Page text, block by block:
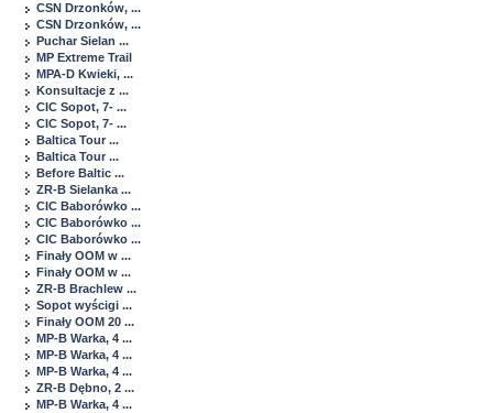
CSN Drzonków, ...
CSN Drzonków, ...
Puchar Sielan ...
MP Extreme Trail
MPA-D Kwieki, ...
Konsultacje z ...
CIC Sopot, 7- ...
CIC Sopot, 7- ...
Baltica Tour ...
Baltica Tour ...
Before Baltic ...
ZR-B Sielanka ...
CIC Baborówko ...
CIC Baborówko ...
CIC Baborówko ...
Finały OOM w ...
Finały OOM w ...
ZR-B Brachlew ...
Sopot wyścigi ...
Finały OOM 20 ...
MP-B Warka, 4 ...
MP-B Warka, 4 ...
MP-B Warka, 4 ...
ZR-B Dębno, 2 ...
MP-B Warka, 4 ...